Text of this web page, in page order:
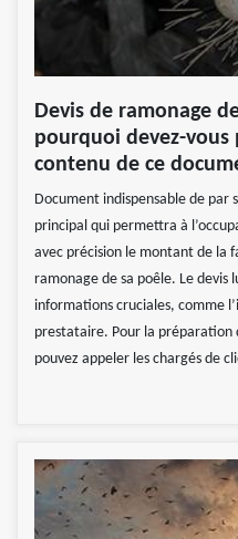
Devis de ramonage
pourquoi devez-vous
contenu de ce
Document indispensable de par
principal qui permettra à
avec précision le montant de la
ramonage de sa poêle. Le devis
informations cruciales, comme
prestataire. Pour la préparation
pouvez appeler les chargés de